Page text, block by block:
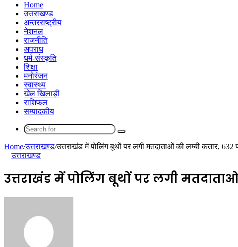
Home
उत्तराखण्ड
अन्तरराष्ट्रीय
नेशनल
राजनीति
अपराध
धर्म-संस्कृति
शिक्षा
मनोरंजन
स्वास्थ्य
खेल खिलाड़ी
राशिफल
सम्पादकीय
Search
for
Home/उत्तराखण्ड/उत्तराखंड में पोलिंग बूथों पर लगी मतदाताओं की लम्बी कतार,
उत्तराखण्ड
उत्तराखंड में पोलिंग बूथों पर लगी